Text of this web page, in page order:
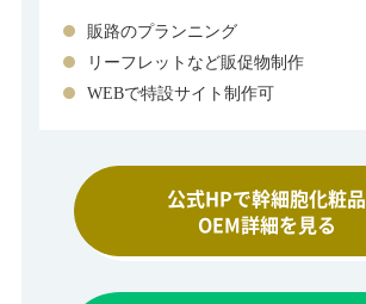
販路のプランニング
リーフレットなど販促物制作
WEBで特設サイト制作可
公式HPで幹細胞化粧品
OEM詳細を見る